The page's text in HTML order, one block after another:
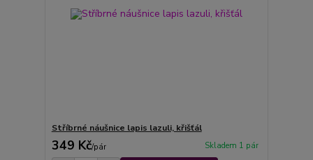
Stříbrné náušnice lapis lazuli, křišťál
349 Kč/pár Skladem 1 pár